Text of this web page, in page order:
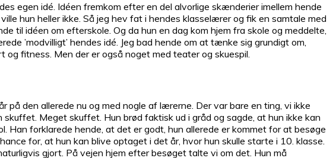
egen idé. Idéen fremkom efter en del alvorlige skænderier imellem hende
hun heller ikke. Så jeg hev fat i hendes klasselærer og fik en samtale med
til idéen om efterskole. Og da hun en dag kom hjem fra skole og meddelte,
’modvilligt’ hendes idé. Jeg bad hende om at tænke sig grundigt om,
fitness. Men der er også noget med teater og skuespil.
den allerede nu og med nogle af lærerne. Der var bare en ting, vi ikke
Meget skuffet. Hun brød faktisk ud i gråd og sagde, at hun ikke kan
Han forklarede hende, at det er godt, hun allerede er kommet for at besøge
for, at hun kan blive optaget i det år, hvor hun skulle starte i 10. klasse.
gjort. På vejen hjem efter besøget talte vi om det. Hun må